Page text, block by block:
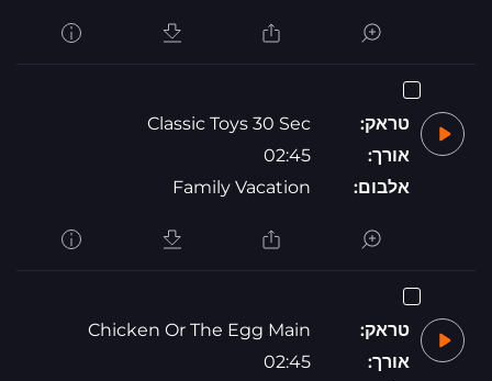
טראק:
Classic Toys 30 Sec
אורך:
02:45
אלבום:
Family Vacation
טראק:
Chicken Or The Egg Main
אורך:
02:45